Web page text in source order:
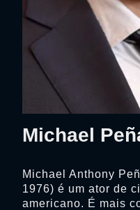
Michael
Michael Anthony
1976) é um ator de
americano. É mais